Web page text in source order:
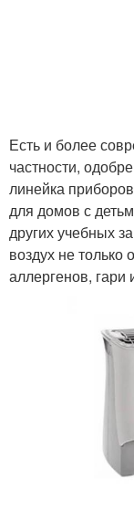
Есть и более
частности,
линейка
для домов с
других учебных
воздух не только
аллергенов, гари